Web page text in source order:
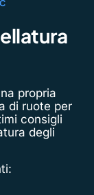
propria
di ruote per
consigli
degli